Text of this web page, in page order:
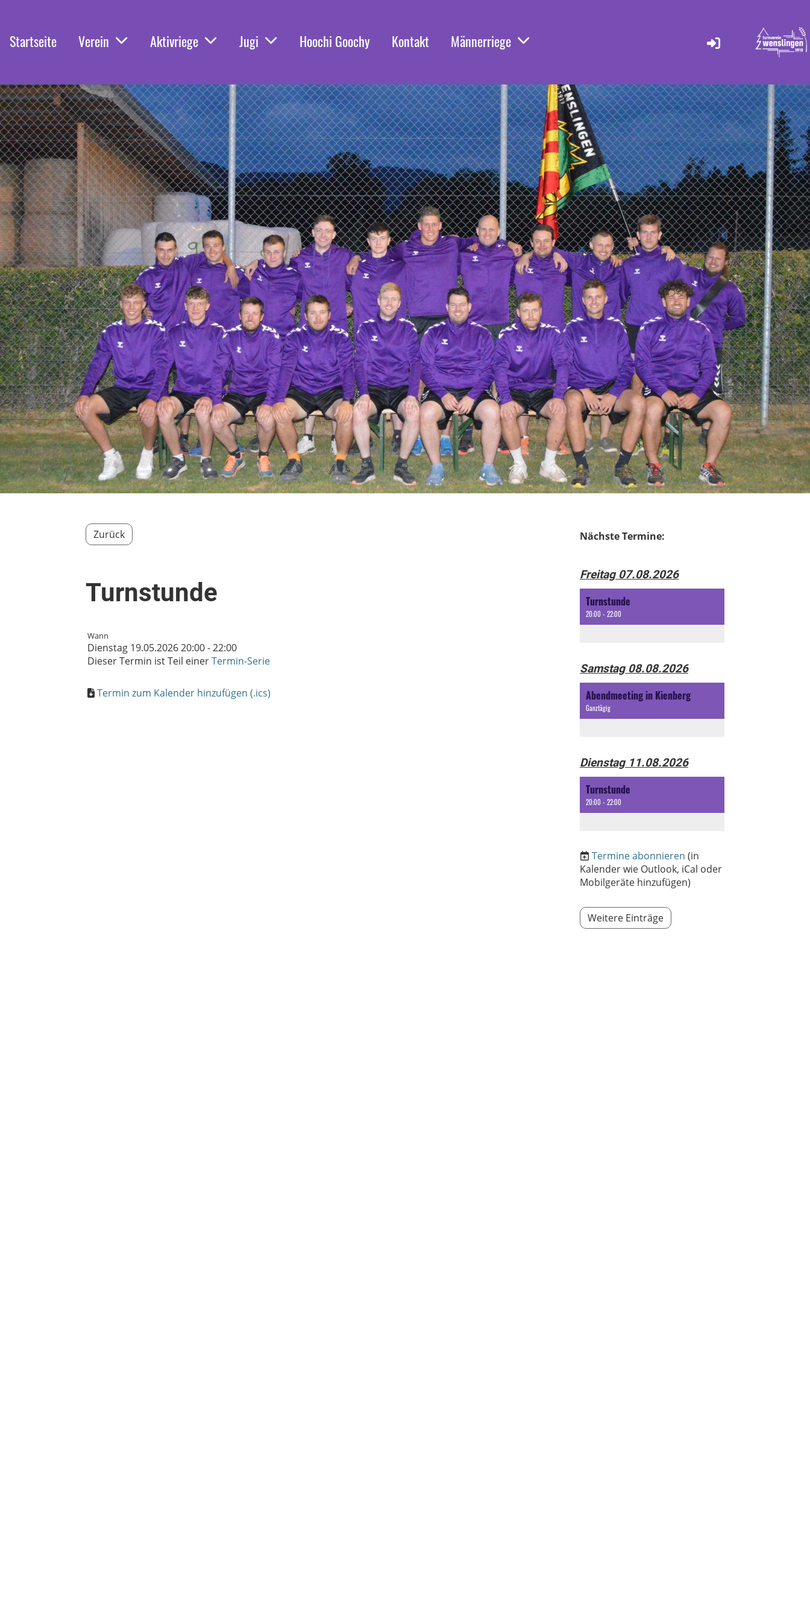
Startseite Verein Aktivriege Jugi Hoochi Goochy Kontakt Männerriege
Zurück
Turnstunde
Wann
Dienstag 19.05.2026 20:00 - 22:00
Dieser Termin ist Teil einerTermin-Serie
Termin zum Kalender hinzufügen (.ics)
Nächste Termine:
Freitag 07.08.2026
Turnstunde
20:00 - 22:00
Samstag 08.08.2026
Abendmeeting in Kienberg
Ganztägig
Dienstag 11.08.2026
Turnstunde
20:00 - 22:00
Termine abonnieren (in
Kalender wie Outlook, iCal oder
Mobilgeräte hinzufügen)
Weitere Einträge